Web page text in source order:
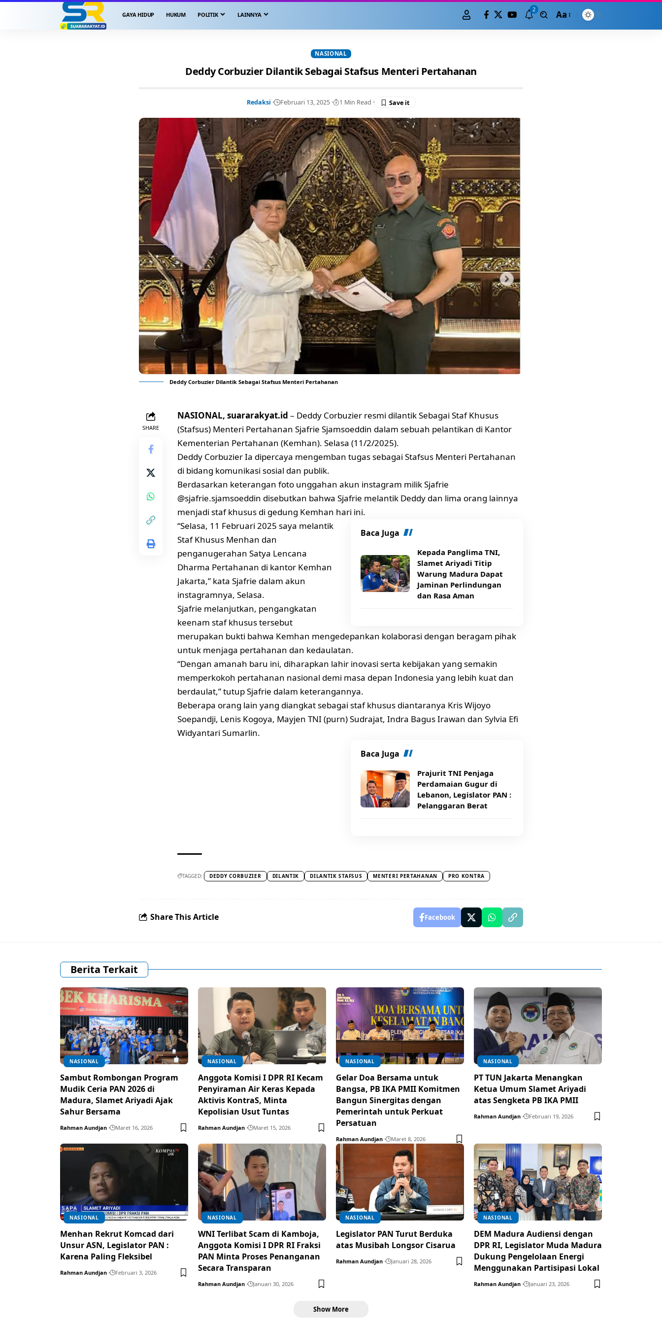
GAYA HIDUP HUKUM POLITIK LAINNYA
2 Aa
NASIONAL
Deddy Corbuzier Dilantik Sebagai Stafsus Menteri Pertahanan
Redaksi Februari 13, 2025 1 Min Read
Deddy Corbuzier Dilantik Sebagai Stafsus Menteri Pertahanan
SHARE
NASIONAL, suararakyat.id – Deddy Corbuzier resmi dilantik Sebagai Staf Khusus
(Stafsus) Menteri Pertahanan Sjafrie Sjamsoeddin dalam sebuah pelantikan di Kantor
Kementerian Pertahanan (Kemhan). Selasa (11/2/2025).
Deddy Corbuzier Ia dipercaya mengemban tugas sebagai Stafsus Menteri Pertahanan
di bidang komunikasi sosial dan publik.
Berdasarkan keterangan foto unggahan akun instagram milik Sjafrie
@sjafrie.sjamsoeddin disebutkan bahwa Sjafrie melantik Deddy dan lima orang lainnya
menjadi staf khusus di gedung Kemhan hari ini.
Baca Juga
Kepada Panglima TNI,
Slamet Ariyadi Titip
Warung Madura Dapat
Jaminan Perlindungan
dan Rasa Aman
“Selasa, 11 Februari 2025 saya melantik
Staf Khusus Menhan dan
penganugerahan Satya Lencana
Dharma Pertahanan di kantor Kemhan
Jakarta,” kata Sjafrie dalam akun
instagramnya, Selasa.
Sjafrie melanjutkan, pengangkatan
keenam staf khusus tersebut
merupakan bukti bahwa Kemhan mengedepankan kolaborasi dengan beragam pihak
untuk menjaga pertahanan dan kedaulatan.
“Dengan amanah baru ini, diharapkan lahir inovasi serta kebijakan yang semakin
memperkokoh pertahanan nasional demi masa depan Indonesia yang lebih kuat dan
berdaulat,” tutup Sjafrie dalam keterangannya.
Beberapa orang lain yang diangkat sebagai staf khusus diantaranya Kris Wijoyo
Soepandji, Lenis Kogoya, Mayjen TNI (purn) Sudrajat, Indra Bagus Irawan dan Sylvia Efi
Widyantari Sumarlin.
Baca Juga
Prajurit TNI Penjaga
Perdamaian Gugur di
Lebanon, Legislator PAN :
Pelanggaran Berat
TAGGED: DEDDY CORBUZIER DILANTIK DILANTIK STAFSUS MENTERI PERTAHANAN PRO KONTRA
Share This Article Facebook
Berita Terkait
NASIONAL
Sambut Rombongan Program
Mudik Ceria PAN 2026 di
Madura, Slamet Ariyadi Ajak
Sahur Bersama
Rahman Aundjan Maret 16, 2026
NASIONAL
Anggota Komisi I DPR RI Kecam
Penyiraman Air Keras Kepada
Aktivis KontraS, Minta
Kepolisian Usut Tuntas
Rahman Aundjan Maret 15, 2026
NASIONAL
Gelar Doa Bersama untuk
Bangsa, PB IKA PMII Komitmen
Bangun Sinergitas dengan
Pemerintah untuk Perkuat
Persatuan
Rahman Aundjan Maret 8, 2026
NASIONAL
PT TUN Jakarta Menangkan
Ketua Umum Slamet Ariyadi
atas Sengketa PB IKA PMII
Rahman Aundjan Februari 19, 2026
NASIONAL
Menhan Rekrut Komcad dari
Unsur ASN, Legislator PAN :
Karena Paling Fleksibel
Rahman Aundjan Februari 3, 2026
NASIONAL
WNI Terlibat Scam di Kamboja,
Anggota Komisi I DPR RI Fraksi
PAN Minta Proses Penanganan
Secara Transparan
Rahman Aundjan Januari 30, 2026
NASIONAL
Legislator PAN Turut Berduka
atas Musibah Longsor Cisarua
Rahman Aundjan Januari 28, 2026
NASIONAL
DEM Madura Audiensi dengan
DPR RI, Legislator Muda Madura
Dukung Pengelolaan Energi
Menggunakan Partisipasi Lokal
Rahman Aundjan Januari 23, 2026
Show More